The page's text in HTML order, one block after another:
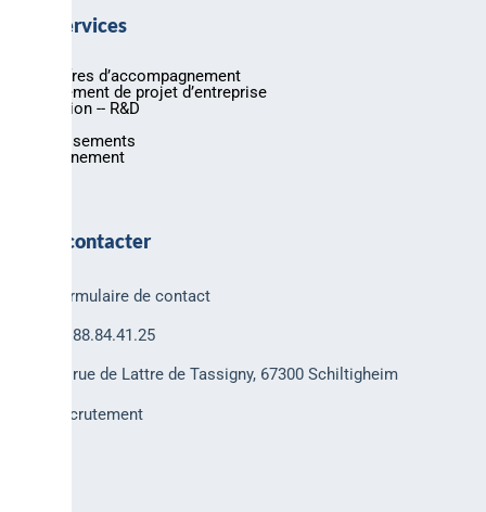
Nos services
Nos offres d’accompagnement
Financement de projet d’entreprise
Innovation -- R&D
Investissements
Environnement
Nous contacter
Formulaire de contact
03.88.84.41.25
30 rue de Lattre de Tassigny, 67300 Schiltigheim
Recrutement